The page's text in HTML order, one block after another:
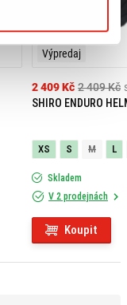
Výpredaj
2 409 Kč
2 409 Kč
SHIRO ENDURO
XS S M L
Skladem
V 2 prodejnách
Koupit